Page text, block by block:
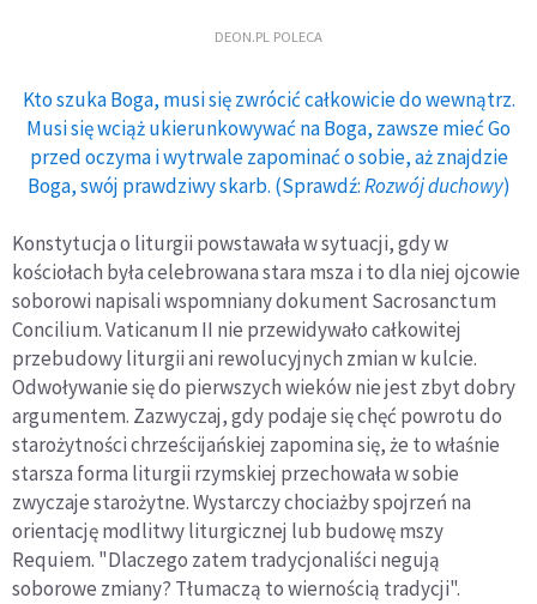
DEON.PL POLECA
Kto szuka Boga, musi się zwrócić całkowicie do wewnątrz.
Musi się wciąż ukierunkowywać na Boga, zawsze mieć Go
przed oczyma i wytrwale zapominać o sobie, aż znajdzie
Boga, swój prawdziwy skarb. (Sprawdź:Rozwój duchowy)
Konstytucja o liturgii powstawała w sytuacji, gdy w
kościołach była celebrowana stara msza i to dla niej ojcowie
soborowi napisali wspomniany dokument Sacrosanctum
Concilium. Vaticanum II nie przewidywało całkowitej
przebudowy liturgii ani rewolucyjnych zmian w kulcie.
Odwoływanie się do pierwszych wieków nie jest zbyt dobry
argumentem. Zazwyczaj, gdy podaje się chęć powrotu do
starożytności chrześcijańskiej zapomina się, że to właśnie
starsza forma liturgii rzymskiej przechowała w sobie
zwyczaje starożytne. Wystarczy chociażby spojrzeń na
orientację modlitwy liturgicznej lub budowę mszy
Requiem. "Dlaczego zatem tradycjonaliści negują
soborowe zmiany? Tłumaczą to wiernością tradycji".